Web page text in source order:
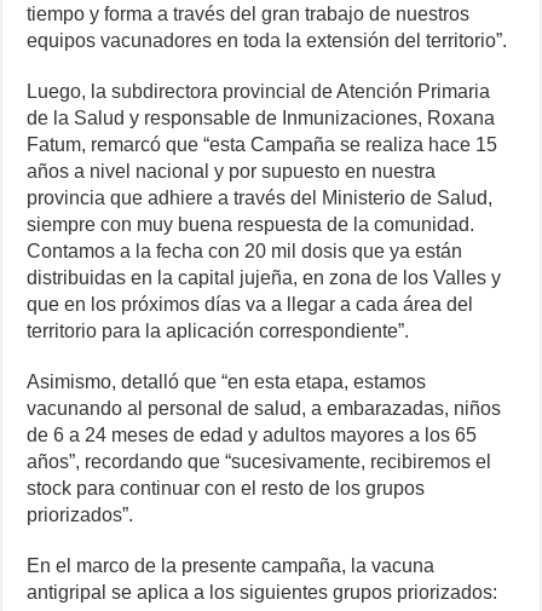
tiempo y forma a través del gran trabajo de nuestros
equipos vacunadores en toda la extensión del territorio”.
Luego, la subdirectora provincial de Atención Primaria
de la Salud y responsable de Inmunizaciones, Roxana
Fatum, remarcó que “esta Campaña se realiza hace 15
años a nivel nacional y por supuesto en nuestra
provincia que adhiere a través del Ministerio de Salud,
siempre con muy buena respuesta de la comunidad.
Contamos a la fecha con 20 mil dosis que ya están
distribuidas en la capital jujeña, en zona de los Valles y
que en los próximos días va a llegar a cada área del
territorio para la aplicación correspondiente”.
Asimismo, detalló que “en esta etapa, estamos
vacunando al personal de salud, a embarazadas, niños
de 6 a 24 meses de edad y adultos mayores a los 65
años”, recordando que “sucesivamente, recibiremos el
stock para continuar con el resto de los grupos
priorizados”.
En el marco de la presente campaña, la vacuna
antigripal se aplica a los siguientes grupos priorizados: